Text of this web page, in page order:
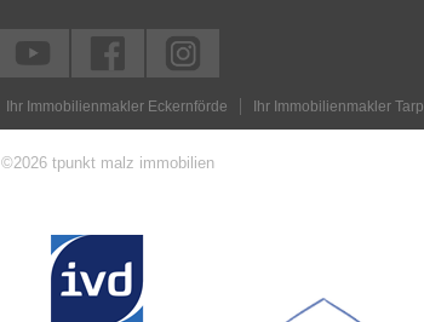
Ihr Immobilienmakler Eckernförde Ihr Immobilienmakler Tarp
©2026 tpunkt malz immobilien